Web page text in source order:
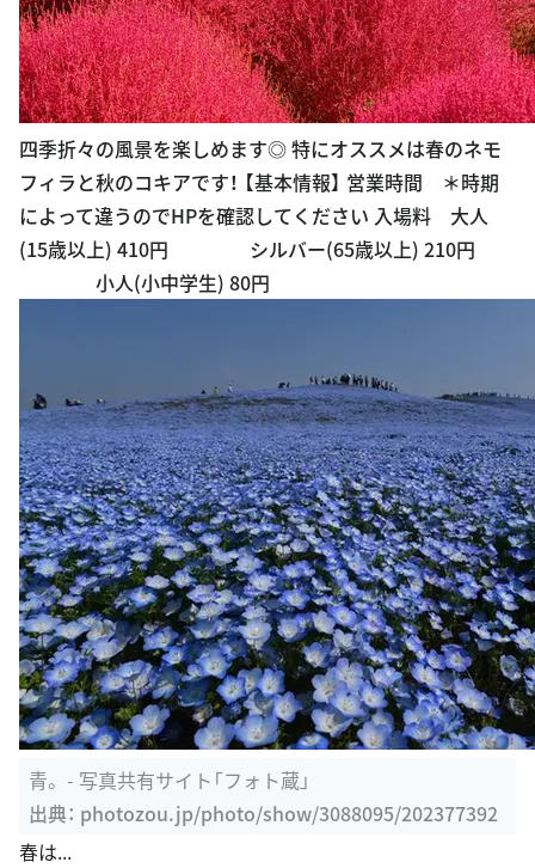
四季折々の風景を楽しめます◎ 特にオススメは春のネモ
フィラと秋のコキアです！ 【基本情報】 営業時間 ＊時期
によって違うのでHPを確認してください 入場料 大人
(15歳以上) 410円 シルバー(65歳以上) 210円
小人(小中学生) 80円
青。 - 写真共有サイト「フォト蔵」
出典： photozou.jp/photo/show/3088095/202377392
春は...